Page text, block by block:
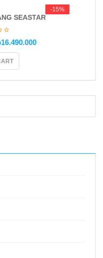
-15%
-15%
SEASTAR
16.490.000